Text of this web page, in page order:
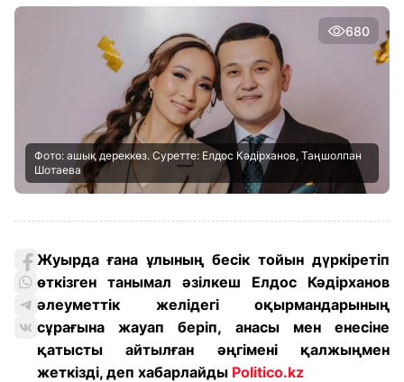
680
Фото: ашық дереккөз. Суретте: Елдос Кәдірханов, Таңшолпан
Шотаева
Жуырда ғана ұлының бесік тойын дүркіретіп
өткізген танымал әзілкеш Елдос Кәдірханов
әлеуметтік желідегі оқырмандарының
сұрағына жауап беріп, анасы мен енесіне
қатысты айтылған әңгімені қалжыңмен
жеткізді, деп хабарлайды Politico.kz